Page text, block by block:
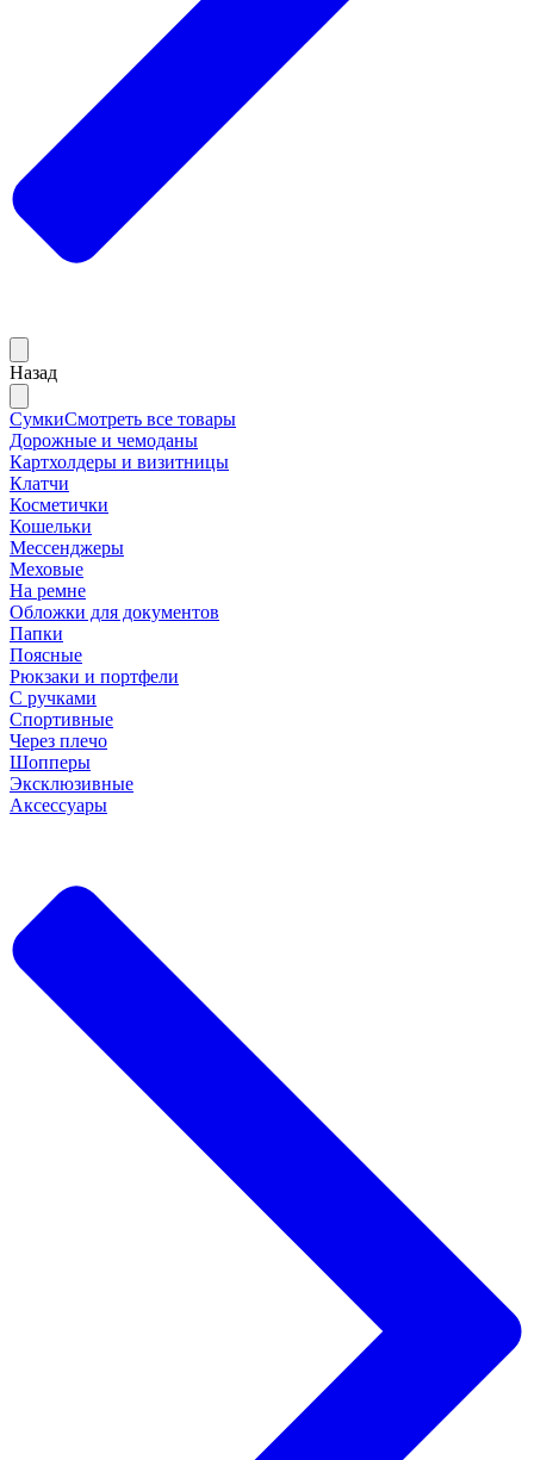
Назад
СумкиСмотреть все товары
Дорожные и чемоданы
Картхолдеры и визитницы
Клатчи
Косметички
Кошельки
Мессенджеры
Меховые
На ремне
Обложки для документов
Папки
Поясные
Рюкзаки и портфели
С ручками
Спортивные
Через плечо
Шопперы
Эксклюзивные
Аксессуары